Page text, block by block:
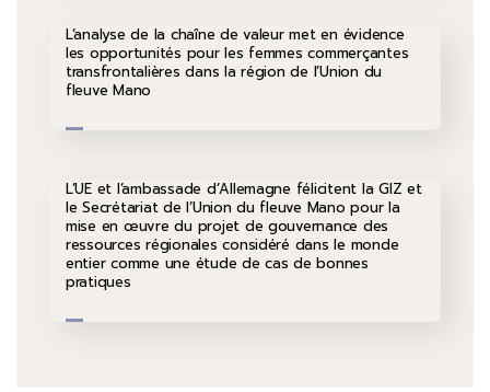
L’analyse de la chaîne de valeur met en évidence
les opportunités pour les femmes commerçantes
transfrontalières dans la région de l’Union du
fleuve Mano
L’UE et l’ambassade d’Allemagne félicitent la GIZ et
le Secrétariat de l’Union du fleuve Mano pour la
mise en œuvre du projet de gouvernance des
ressources régionales considéré dans le monde
entier comme une étude de cas de bonnes
pratiques